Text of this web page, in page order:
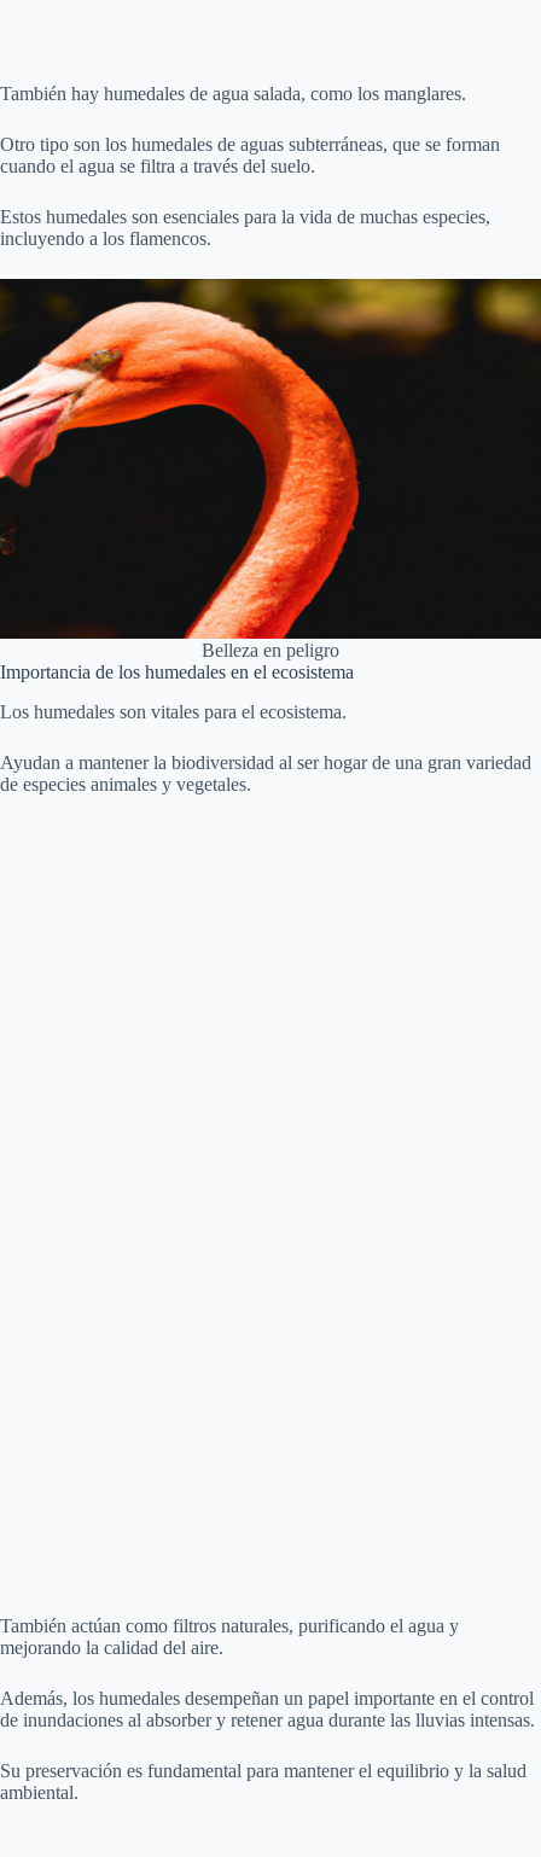
También hay humedales de agua salada, como los manglares.
Otro tipo son los humedales de aguas subterráneas, que se forman
cuando el agua se filtra a través del suelo.
Estos humedales son esenciales para la vida de muchas especies,
incluyendo a los flamencos.
Belleza en peligro
Importancia de los humedales en el ecosistema
Los humedales son vitales para el ecosistema.
Ayudan a mantener la biodiversidad al ser hogar de una gran variedad
de especies animales y vegetales.
También actúan como filtros naturales, purificando el agua y
mejorando la calidad del aire.
Además, los humedales desempeñan un papel importante en el control
de inundaciones al absorber y retener agua durante las lluvias intensas.
Su preservación es fundamental para mantener el equilibrio y la salud
ambiental.